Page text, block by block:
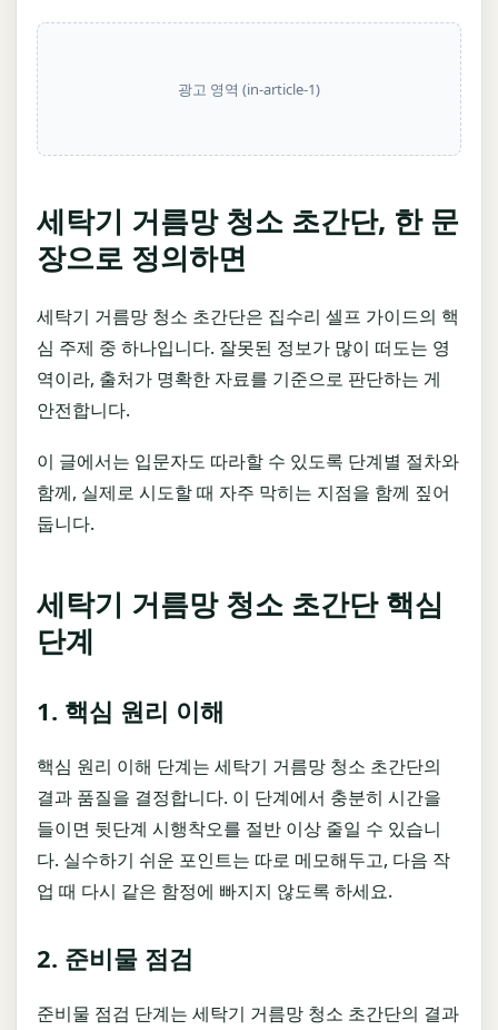
광고 영역 (in-article-1)
세탁기 거름망 청소 초간단, 한 문
장으로 정의하면
세탁기 거름망 청소 초간단은 집수리 셀프 가이드의 핵
심 주제 중 하나입니다. 잘못된 정보가 많이 떠도는 영
역이라, 출처가 명확한 자료를 기준으로 판단하는 게
안전합니다.
이 글에서는 입문자도 따라할 수 있도록 단계별 절차와
함께, 실제로 시도할 때 자주 막히는 지점을 함께 짚어
둡니다.
세탁기 거름망 청소 초간단 핵심
단계
1. 핵심 원리 이해
핵심 원리 이해 단계는 세탁기 거름망 청소 초간단의
결과 품질을 결정합니다. 이 단계에서 충분히 시간을
들이면 뒷단계 시행착오를 절반 이상 줄일 수 있습니
다. 실수하기 쉬운 포인트는 따로 메모해두고, 다음 작
업 때 다시 같은 함정에 빠지지 않도록 하세요.
2. 준비물 점검
준비물 점검 단계는 세탁기 거름망 청소 초간단의 결과